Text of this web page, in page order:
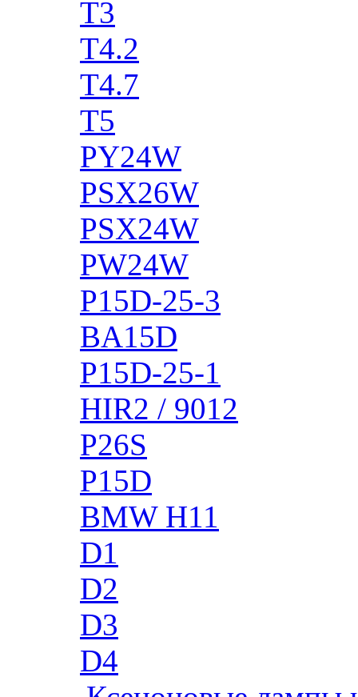
T3
T4.2
T4.7
T5
PY24W
PSX26W
PSX24W
PW24W
P15D-25-3
BA15D
P15D-25-1
HIR2 / 9012
P26S
P15D
BMW H11
D1
D2
D3
D4